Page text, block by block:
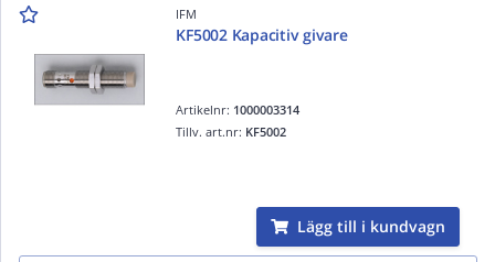
IFM
KF5002 Kapacitiv givare
Artikelnr: 1000003314
Tillv. art.nr: KF5002
Lägg till i kundvagn